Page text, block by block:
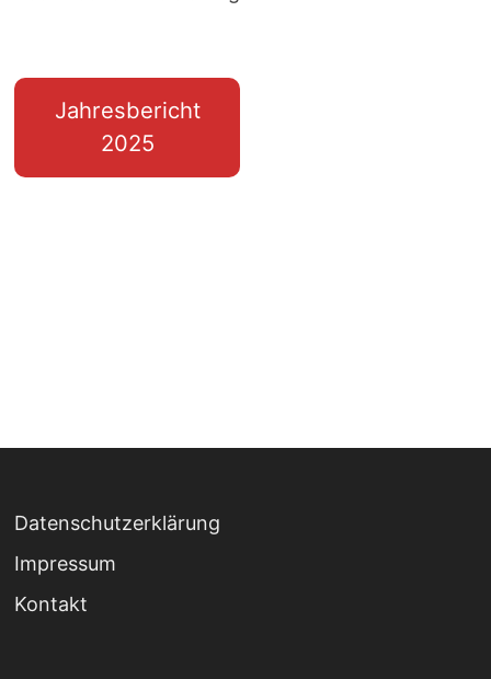
Jahresbericht
2025
Datenschutzerklärung
Impressum
Kontakt